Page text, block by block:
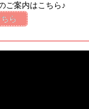
ご案内はこちら♪
ら